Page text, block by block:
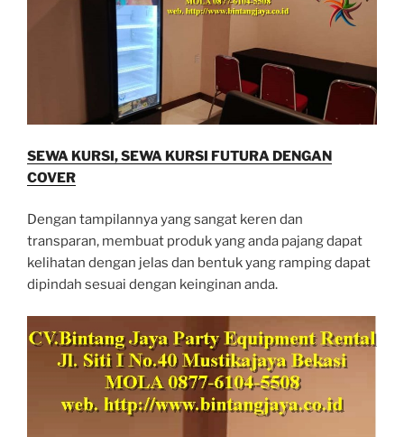
SEWA KURSI, SEWA KURSI FUTURA DENGAN
COVER
Dengan tampilannya yang sangat keren dan
transparan, membuat produk yang anda pajang dapat
kelihatan dengan jelas dan bentuk yang ramping dapat
dipindah sesuai dengan keinginan anda.